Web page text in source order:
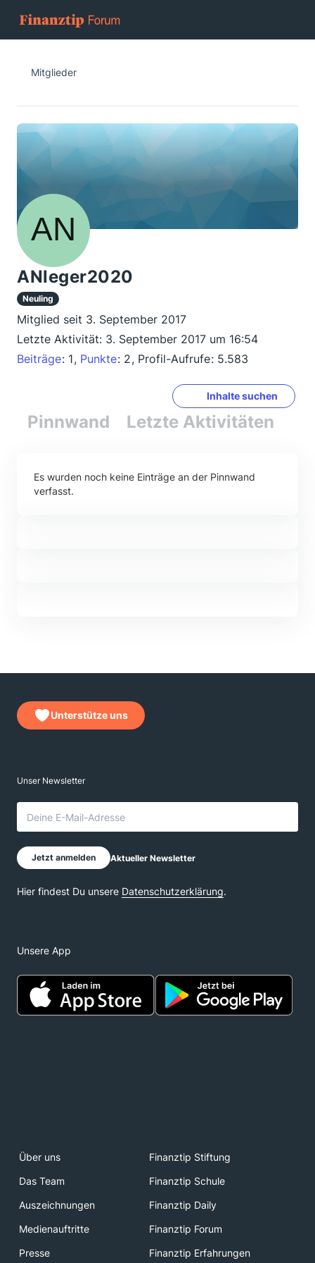
Mitglieder
ANleger2020
Neuling
Mitglied seit 3. September 2017
Letzte Aktivität: 3. September 2017 um 16:54
Beiträge 1 Punkte 2 Profil-Aufrufe 5.583
Inhalte suchen
Pinnwand Letzte Aktivitäten
Es wurden noch keine Einträge an der Pinnwand
verfasst.
Unterstütze uns
Unsere App
Über uns
Finanztip Stiftung
Das Team
Finanztip Schule
Auszeichnungen
Finanztip Daily
Medienauftritte
Finanztip Forum
Presse
Finanztip Erfahrungen